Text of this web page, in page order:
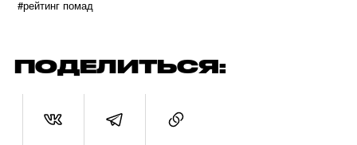
#рейтинг помад
ПОДЕЛИТЬСЯ: